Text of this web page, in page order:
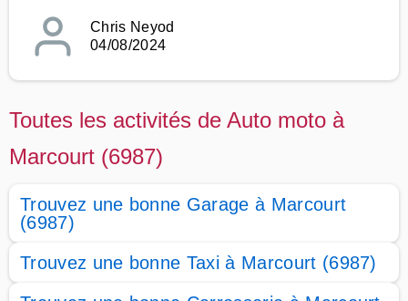
Chris Neyod
04/08/2024
Toutes les activités de Auto moto à
Marcourt (6987)
Trouvez une bonne Garage à Marcourt
(6987)
Trouvez une bonne Taxi à Marcourt (6987)